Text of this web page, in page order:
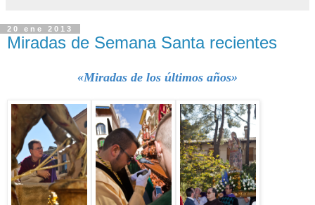
20 ene 2013
Miradas de Semana Santa recientes
«Miradas de los últimos años»